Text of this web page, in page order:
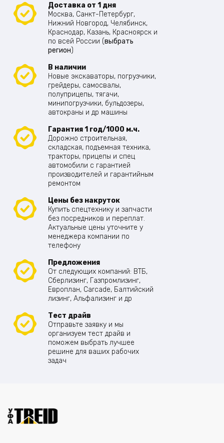
Доставка от 1 дня
Москва, Санкт-Петербург,
Нижний Новгород, Челябинск,
Краснодар, Казань, Красноярск и
по всей России (выбрать
регион)
В наличии
Новые экскаваторы, погрузчики,
грейдеры, самосвалы,
полуприцепы, тягачи,
минипогрузчики, бульдозеры,
автокраны и др машины
Гарантия 1 год/1000 м.ч.
Дорожно строительная,
складская, подъемная техника,
тракторы, прицепы и спец
автомобили с гарантией
производителей и гарантийным
ремонтом
Цены без накруток
Купить спецтехнику и запчасти
без посредников и переплат.
Актуальные цены уточните у
менеджера компании по
телефону
Предложения
От следующих компаний: ВТБ,
Сберлизинг, Газпромлизинг,
Европлан, Carcade, Балтийский
лизинг, Альфализинг и др
Тест драйв
Отправьте заявку и мы
организуем тест драйв и
поможем выбрать лучшее
решине для ваших рабочих
задач